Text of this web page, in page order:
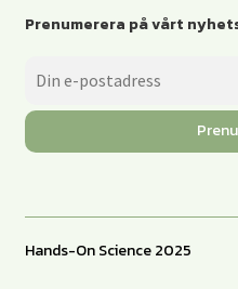
Prenumerera på vårt
Hands-On Science 2025